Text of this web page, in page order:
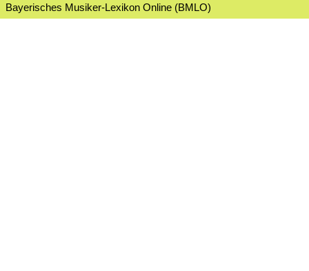
Bayerisches Musiker-Lexikon Online (BMLO)